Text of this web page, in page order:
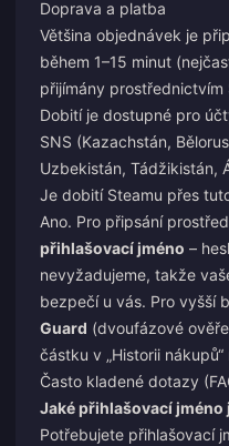
Doprava a platba
Většina objednávek je
během 1–15 minut
přijímány prostřednictvím
Dobití je dostupné pro
SNS (Kazachstán,
Uzbekistán, Tádžikistán,
Je dobití Steamu přes
Ano. Pro připsání
přihlašovací jméno –
nevyžadujeme, takže
bezpečí u vás. Pro vyšší
Guard (dvoufázové
částku v „Historii nákupů“
Často kladené dotazy
Jaké přihlašovací
Potřebujete přihlašovací